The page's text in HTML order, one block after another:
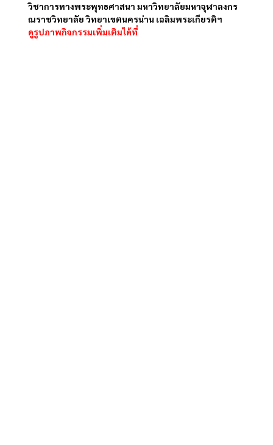
วิชาการทางพระพุทธศาสนา มหาวิทยาลัยมหาจุฬาลงกร
ณราชวิทยาลัย วิทยาเขตนครน่าน เฉลิมพระเกียรติฯ
ดูรูปภาพกิจกรรมเพิ่มเติมได้ที่